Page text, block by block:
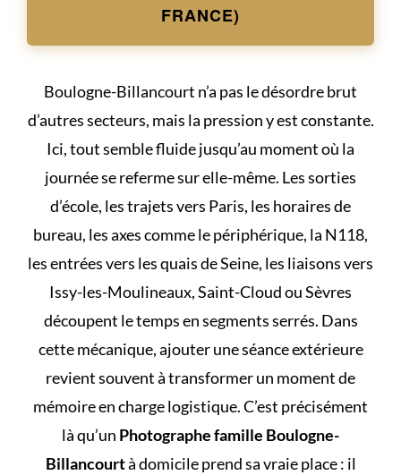
FRANCE)
Boulogne-Billancourt n’a pas le désordre brut
d’autres secteurs, mais la pression y est constante.
Ici, tout semble fluide jusqu’au moment où la
journée se referme sur elle-même. Les sorties
d’école, les trajets vers Paris, les horaires de
bureau, les axes comme le périphérique, la N118,
les entrées vers les quais de Seine, les liaisons vers
Issy-les-Moulineaux, Saint-Cloud ou Sèvres
découpent le temps en segments serrés. Dans
cette mécanique, ajouter une séance extérieure
revient souvent à transformer un moment de
mémoire en charge logistique. C’est précisément
là qu’un Photographe famille Boulogne-
Billancourtà domicile prend sa vraie place : il